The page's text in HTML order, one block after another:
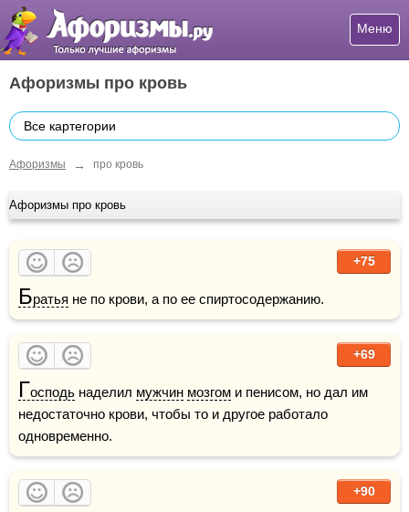
Меню
Афоризмы про кровь
Все картегории
Афоризмы → про кровь
Афоризмы про кровь
+75
Братья не по крови, а по ее спиртосодержанию.
+69
Господь наделил мужчин мозгом и пенисом, но дал им
недостаточно крови, чтобы то и другое работало
одновременно.
+90